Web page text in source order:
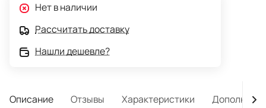
Нет в наличии
Рассчитать доставку
Нашли дешевле?
Описание Отзывы Характеристики